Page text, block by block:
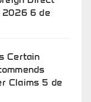
2026 6 de
Certain
Claims 5 de